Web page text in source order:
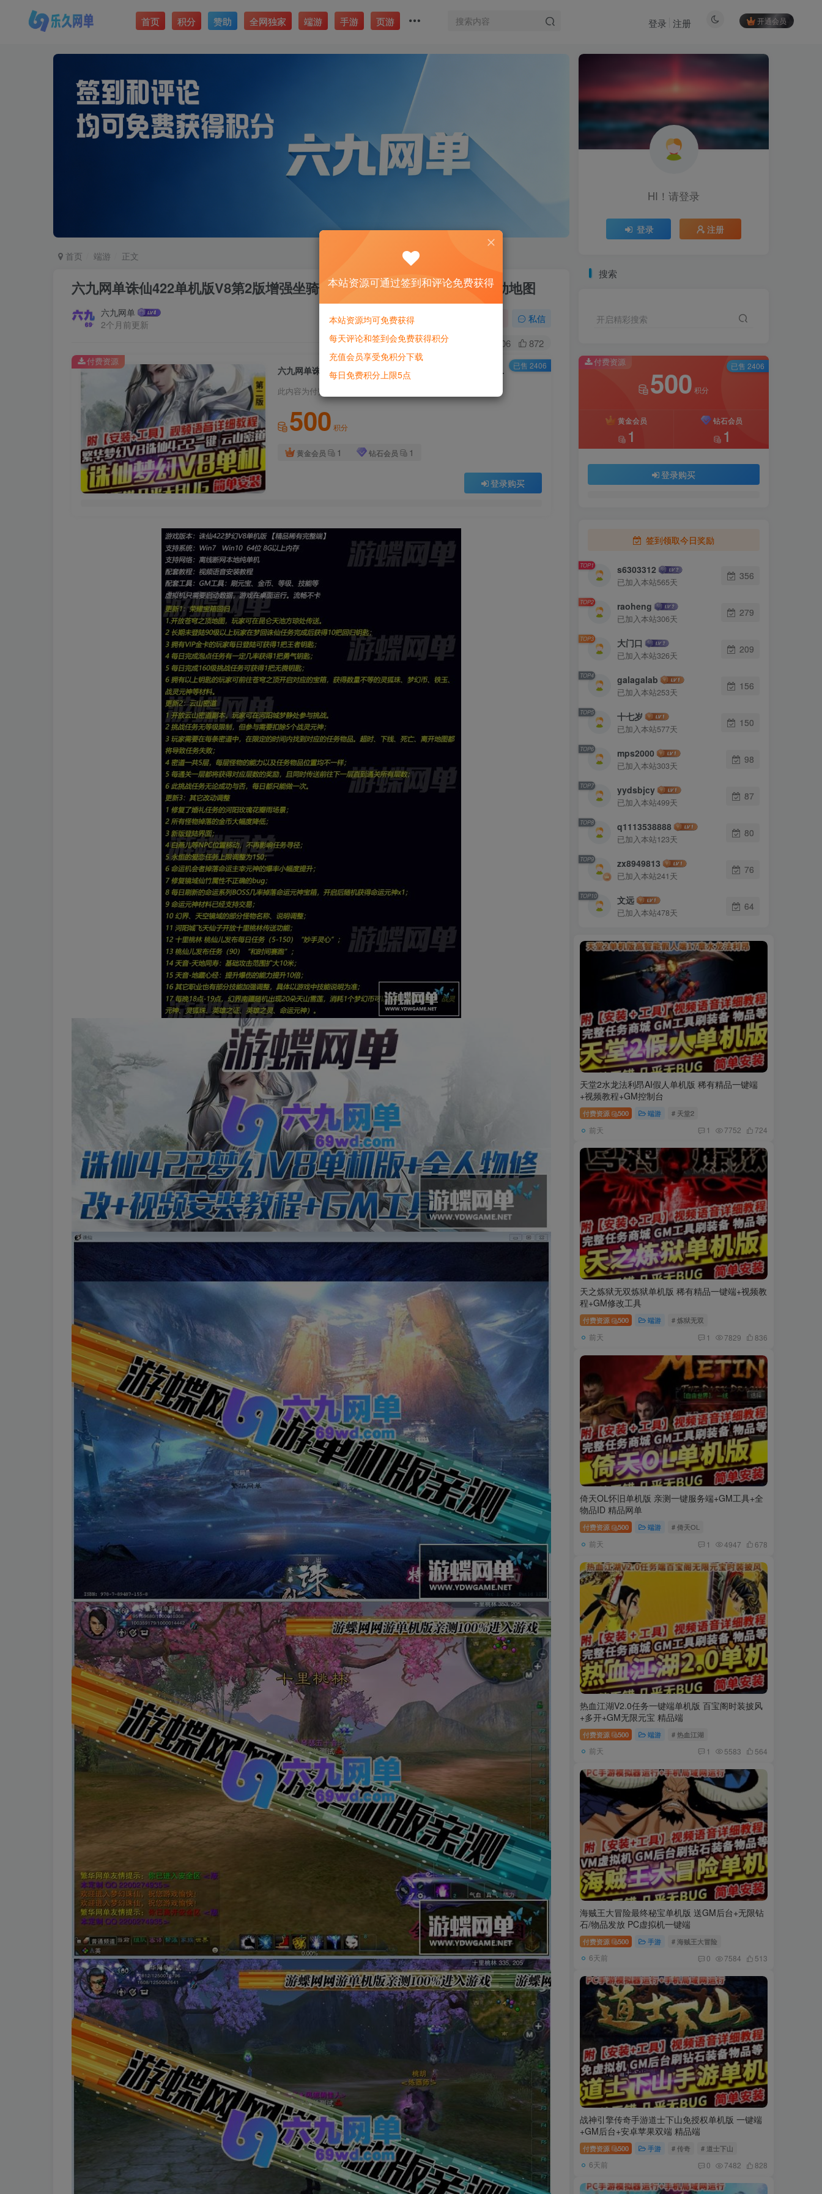
首页 积分 赞助 全网独家 端游 手游 页游 开通会员
登录 注册
首页 端游 正文
六九网单诛仙422单机版V8第2版增强坐骑飞机速度法宝一洗3阶6技能活动地图
六九网单
2个月前更新
私信
4106 872
六九网单诛仙422单机版V8第2版增强坐骑飞机速度法宝一洗3阶6技能活动地图
此内容为付费资源，请付费后查看
500 积分
黄金会员 1 钻石会员 1
登录购买
付费资源 已售 2406
HI！请登录
登录 注册
搜索
开启精彩搜索
付费资源
500 积分
黄金会员
1
钻石会员
1
登录购买
已售 2406
签到领取今日奖励
TOP1 s6303312
已加入本站565天
356
TOP2 raoheng
已加入本站306天
279
TOP3 大门口
已加入本站326天
209
TOP4 galagalab
已加入本站253天
156
TOP5 十七岁
已加入本站577天
150
TOP6 mps2000
已加入本站303天
98
TOP7 yydsbjcy
已加入本站499天
87
TOP8 q1113538888
已加入本站123天
80
TOP9 zx8949813
已加入本站241天
76
TOP10 文远
已加入本站478天
64
天堂2水龙法利昂AI假人单机版 稀有精品一键端
+视频教程+GM控制台
付费资源 500 端游 # 天堂2
前天 1 7752 724
天之炼狱无双炼狱单机版 稀有精品一键端+视频教
程+GM修改工具
付费资源 500 端游 # 炼狱无双
前天 1 7829 836
倚天OL怀旧单机版 亲测一键服务端+GM工具+全
物品ID 精品网单
付费资源 500 端游 # 倚天OL
前天 1 4947 678
热血江湖V2.0任务一键端单机版 百宝阁时装披风
+多开+GM无限元宝 精品端
付费资源 500 端游 # 热血江湖
前天 1 5583 564
海贼王大冒险最终秘宝单机版 送GM后台+无限钻
石/物品发放 PC虚拟机一键端
付费资源 500 手游 # 海贼王大冒险
6天前 0 7584 513
战神引擎传奇手游道士下山免授权单机版 一键端
+GM后台+安卓苹果双端 精品端
付费资源 500 手游 # 传奇 # 道士下山
6天前 0 7482 828
本站资源可通过签到和评论免费获得
本站资源均可免费获得
每天评论和签到会免费获得积分
充值会员享受免积分下载
每日免费积分上限5点